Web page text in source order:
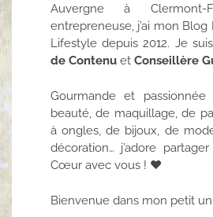
Auvergne à Clermont-
entrepreneuse, j’ai mon
Lifestyle depuis 2012. Je
de Contenuet Conseillère
Gourmande et
beauté, de maquillage, de
à ongles, de bijoux, de
décoration… j’adore
Cœur avec vous ! ♥
Bienvenue dans mon petit